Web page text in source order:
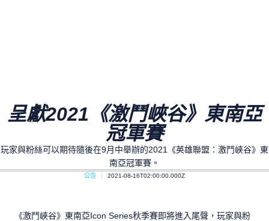
呈獻2021《激鬥峽谷》東南亞
冠軍賽
玩家與粉絲可以期待隨後在9月中舉辦的2021《英雄聯盟：激鬥峽谷》東
南亞冠軍賽。
公告 2021-08-16T02:00:00.000Z
《激鬥峽谷》東南亞Icon Series秋季賽即將進入尾聲，玩家與粉